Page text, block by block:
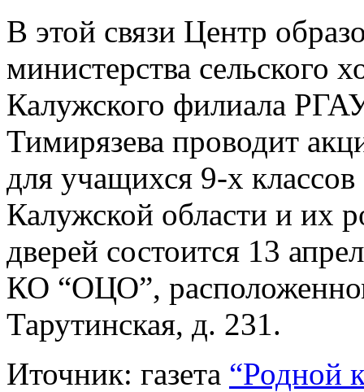
В этой связи Центр
министерства сельского
Калужского филиала
Тимирязева проводит
для учащихся 9-х
Калужской области и их
дверей состоится 13
КО “ОЦО”,
Тарутинская, д. 231.
Иточник: газета “Родной